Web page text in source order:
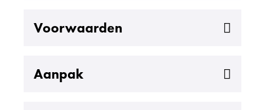
Voorwaarden
Uitklappen
Aanpak
Uitklappen